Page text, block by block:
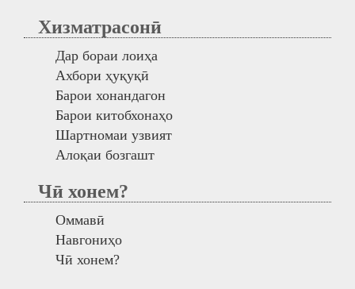
Хизматрасонӣ
Дар бораи лоиҳа
Ахбори ҳуқуқӣ
Барои хонандагон
Барои китобхонаҳо
Шартномаи узвият
Алоқаи бозгашт
Чӣ хонем?
Оммавӣ
Навгониҳо
Чӣ хонем?